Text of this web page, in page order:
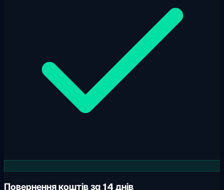
Повернення коштів за 14 днів